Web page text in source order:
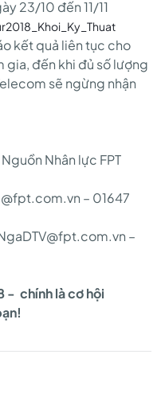
23/10 đến 11/11
kết quả liên tục cho
gia, đến khi đủ số lượng
sẽ ngừng nhận
Nhân lực FPT
– 01647
–
- chính là cơ hội